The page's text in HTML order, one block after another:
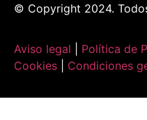
© Copyright 2024.
Aviso legal Política de
Cookies
Condiciones